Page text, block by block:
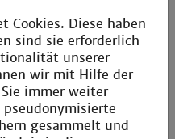
Cookies. Diese haben
sind sie erforderlich
unserer
wir mit Hilfe der
immer weiter
pseudonymisierte
gesammelt und